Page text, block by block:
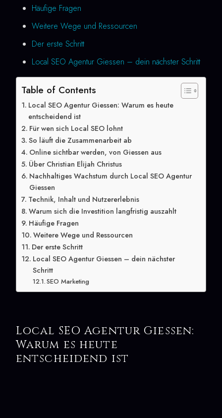
Häufige Fragen
Weitere Wege und Ressourcen
Der erste Schritt
Local SEO Agentur Giessen – dein nächster Schritt
Table of Contents
Local SEO Agentur Giessen: Warum es heute
entscheidend ist
Für wen sich Local SEO lohnt
So läuft die Zusammenarbeit ab
Online sichtbar werden, von Giessen aus
Über Christian Elijah Christus
Nachhaltiges Wachstum durch Local SEO Agentur
Giessen
Technik, Inhalt und Nutzererlebnis
Warum sich die Investition langfristig auszahlt
Häufige Fragen
Weitere Wege und Ressourcen
Der erste Schritt
Local SEO Agentur Giessen – dein nächster
Schritt
SEO Marketing
Local SEO Agentur Giessen:
Warum es heute
entscheidend ist